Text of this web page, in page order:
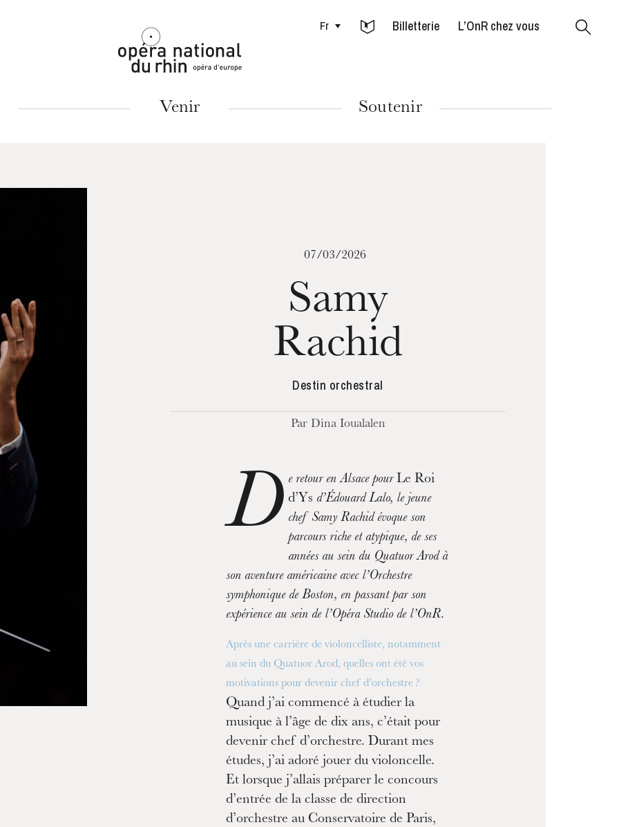
Mulhouse
Fr Billetterie L’OnR chez vous
Venir Soutenir
07/03/2026
Samy
Rachid
Destin orchestral
Par Dina Ioualalen
D e retour en Alsace pourLe Roi
d’Ys d’Édouard Lalo, le jeune
chef Samy Rachid évoque son
parcours riche et atypique, de ses
années au sein du Quatuor Arod à
son aventure américaine avec l’Orchestre
symphonique de Boston, en passant par son
expérience au sein de l’Opéra Studio de l’OnR.
Après une carrière de violoncelliste, notamment
au sein du Quatuor Arod, quelles ont été vos
motivations pour devenir chef d’orchestre ?
Quand j’ai commencé à étudier la
musique à l’âge de dix ans, c’était pour
devenir chef d’orchestre. Durant mes
études, j’ai adoré jouer du violoncelle.
Et lorsque j’allais préparer le concours
d’entrée de la classe de direction
d’orchestre au Conservatoire de Paris,